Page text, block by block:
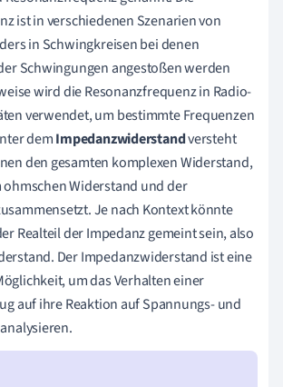
ist in verschiedenen Szenarien von
in Schwingkreisen bei denen
Schwingungen angestoßen werden
wird die Resonanzfrequenz in Radio-
verwendet, um bestimmte Frequenzen
demImpedanzwiderstandversteht
den gesamten komplexen Widerstand,
ohmschen Widerstand und der
Je nach Kontext könnte
Realteil der Impedanz gemeint sein, also
Der Impedanzwiderstand ist eine
um das Verhalten einer
auf ihre Reaktion auf Spannungs- und